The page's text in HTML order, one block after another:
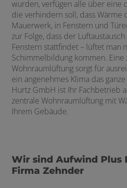
wurden, verfügen alle über eine
die verhindern soll, dass Wärme
Mauerwerk, in Fenstern und
zur Folge, dass der
Fenstern stattfindet – lüftet man
Schimmelbildung kommen. Eine
Wohnraumlüftung sorgt für
ein angenehmes Klima das
Hurtz GmbH ist Ihr Fachbetrieb
zentrale Wohnraumlüftung mit
Ihrem Gebäude.
Wir sind Aufwind Plus
Firma Zehnder